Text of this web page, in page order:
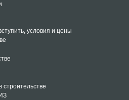
условия и цены
строительстве